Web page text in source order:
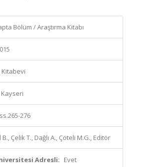
Bölüm / Araştırma Kitabı
Kayseri
ss.265-276
Çelik T., Dağlı A., Çöteli M.G., Editör
Adresli: Evet